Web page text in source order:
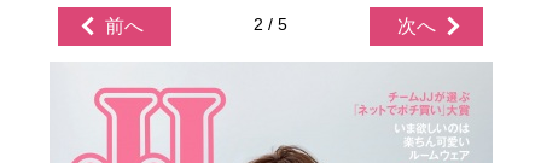
前へ 2 / 5 次へ